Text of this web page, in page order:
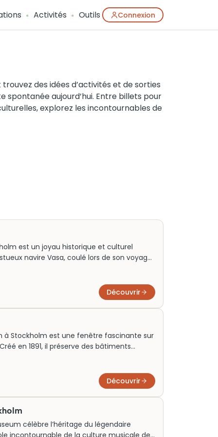
Activités Outils Connexion
des idées d’activités et de sorties
spontanée aujourd’hui. Entre billets pour
explorez les incontournables de
est un joyau historique et culturel
navire Vasa, coulé lors de son voyage
des foules du monde entier, une visite
des billets à l’avance pour
est aujourd’hui une attraction touristique
Découvrir
à Stockholm est une fenêtre fascinante sur
en 1891, il préserve des bâtiments
de visiteurs réservent chaque année leurs
des visites immersives dans le passé
Découvrir
célèbre l’héritage du légendaire
incontournable de la culture musicale des